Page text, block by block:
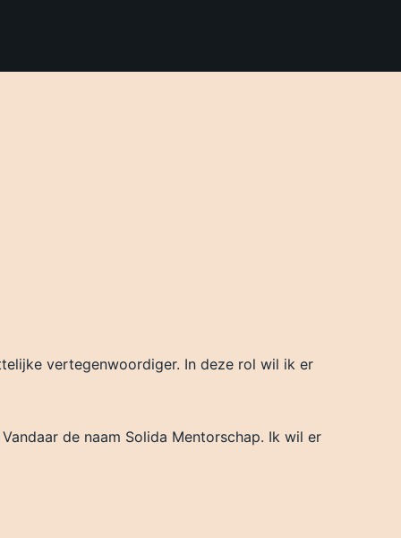
vertegenwoordiger. In deze rol wil ik er
de naam Solida Mentorschap. Ik wil er